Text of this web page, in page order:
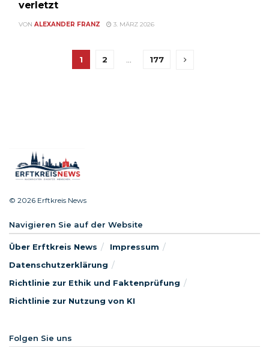
verletzt
VON ALEXANDER FRANZ 3. MÄRZ 2026
1 2 177
© 2026 Erftkreis News
Navigieren Sie auf der Website
Über Erftkreis News
Impressum
Datenschutzerklärung
Richtlinie zur Ethik und Faktenprüfung
Richtlinie zur Nutzung von KI
Folgen Sie uns